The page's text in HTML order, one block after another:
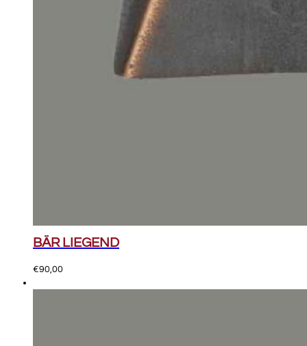
BÄR LIEGEND
€90,00